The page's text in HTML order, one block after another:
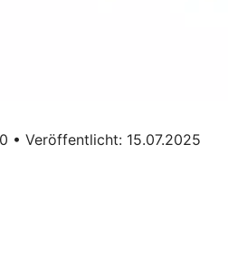
• Veröffentlicht: 15.07.2025